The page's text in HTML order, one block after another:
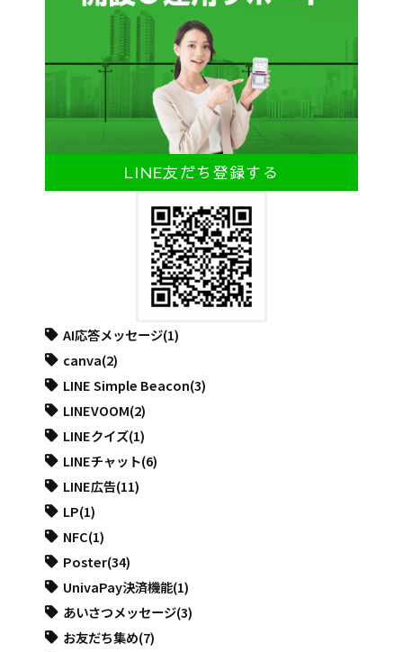
LINE友だち登録する
AI応答メッセージ(1)
canva(2)
LINE Simple Beacon(3)
LINEVOOM(2)
LINEクイズ(1)
LINEチャット(6)
LINE広告(11)
LP(1)
NFC(1)
Poster(34)
UnivaPay決済機能(1)
あいさつメッセージ(3)
お友だち集め(7)